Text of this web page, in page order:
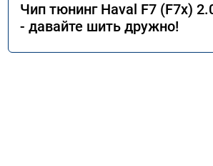
Чип тюнинг Haval F7 (F7x)
- давайте шить дружно!